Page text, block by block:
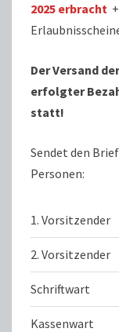
2025 erbracht
Der Versand
erfolgter
statt!
Sendet den
Personen:
1. Vorsitzender
2. Vorsitzender
Schriftwart
Kassenwart